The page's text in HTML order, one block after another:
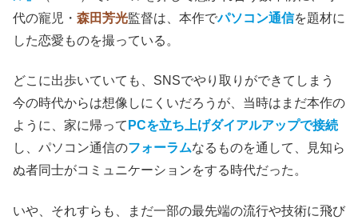
代の寵児・ 森田芳光監督は、本作でパソコン通信を題材に
した恋愛ものを撮っている。
どこに出歩いていても、SNSでやり取りができてしまう
今の時代からは想像しにくいだろうが、当時はまだ本作の
ように、家に帰って PCを立ち上げダイアルアップで接続
し、パソコン通信のフォーラムなるものを通して、見知ら
ぬ者同士がコミュニケーションをする時代だった。
いや、それすらも、まだ一部の最先端の流行や技術に飛び